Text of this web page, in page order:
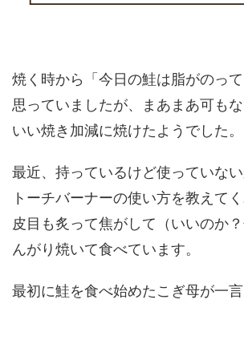
焼く時から「今日の鮭は脂がのっ
思っていましたが、まあまあ可もな
いい焼き加減に焼けたようでした。
最近、持っているけど使っていな
トーチバーナーの使い方を教えて
皮目も炙って焦がして（いいのか
んがり焼いて食べています。
最初に鮭を食べ始めたこぎ母が一言